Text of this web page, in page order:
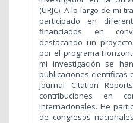
(URJC). A lo largo de mi
participado en
financiados en
destacando un
por el programa
mi investigación se
publicaciones científicas
Journal Citation
contribuciones en
internacionales. He
de congresos